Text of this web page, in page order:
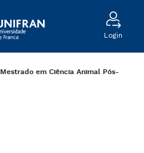
Login
Mestrado em Ciência Animal Pós-